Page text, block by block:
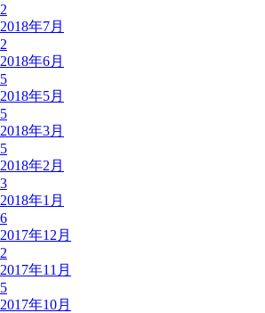
2
2018年7月
2
2018年6月
5
2018年5月
5
2018年3月
5
2018年2月
3
2018年1月
6
2017年12月
2
2017年11月
5
2017年10月